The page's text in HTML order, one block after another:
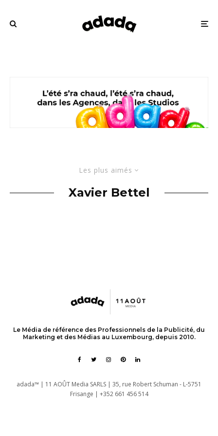
Les plus aimés
Xavier Bettel
Le Média de référence des Professionnels de la Publicité, du
Marketing et des Médias au Luxembourg, depuis 2010.
adada™ | 11 AOÛT Media SARLS | 35, rue Robert Schuman - L-5751
Frisange | +352 661 456 514